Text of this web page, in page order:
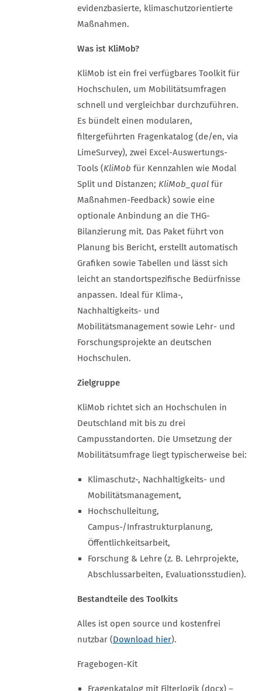
evidenzbasierte, klimaschutzorientierte
Maßnahmen.
Was ist KliMob?
KliMob ist ein frei verfügbares Toolkit für
Hochschulen, um Mobilitätsumfragen
schnell und vergleichbar durchzuführen.
Es bündelt einen modularen,
filtergeführten Fragenkatalog (de/en, via
LimeSurvey), zwei Excel-Auswertungs-
Tools (KliMob für Kennzahlen wie Modal
Split und Distanzen; KliMob_qual für
Maßnahmen-Feedback) sowie eine
optionale Anbindung an die THG-
Bilanzierung mit. Das Paket führt von
Planung bis Bericht, erstellt automatisch
Grafiken sowie Tabellen und lässt sich
leicht an standortspezifische Bedürfnisse
anpassen. Ideal für Klima-,
Nachhaltigkeits- und
Mobilitätsmanagement sowie Lehr- und
Forschungsprojekte an deutschen
Hochschulen.
Zielgruppe
KliMob richtet sich an Hochschulen in
Deutschland mit bis zu drei
Campusstandorten. Die Umsetzung der
Mobilitätsumfrage liegt typischerweise bei:
Klimaschutz-, Nachhaltigkeits- und
Mobilitätsmanagement,
Hochschulleitung,
Campus-/Infrastrukturplanung,
Öffentlichkeitsarbeit,
Forschung & Lehre (z. B. Lehrprojekte,
Abschlussarbeiten, Evaluationsstudien).
Bestandteile des Toolkits
Alles ist open source und kostenfrei
nutzbar (Download hier).
Fragebogen-Kit
Fragenkatalog mit Filterlogik (docx) –